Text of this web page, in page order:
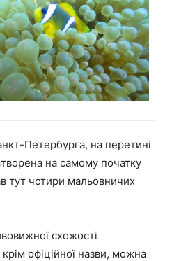
Петербурга, на перетині
на самому початку
тут чотири мальовничих
схожості
офіційної назви, можна